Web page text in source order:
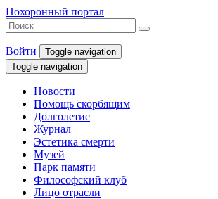
Похоронный портал
Войти
Toggle navigation
Toggle navigation
Новости
Помощь скорбящим
Долголетие
Журнал
Эстетика смерти
Музей
Парк памяти
Философский клуб
Лицо отрасли